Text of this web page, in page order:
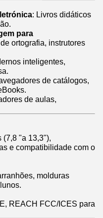
: Livros didáticos
para
ortografia, instrutores
inteligentes,
de catálogos,
de aulas,
(7,8 "a 13,3"),
e compatibilidade com o
molduras
REACH FCC/ICES para